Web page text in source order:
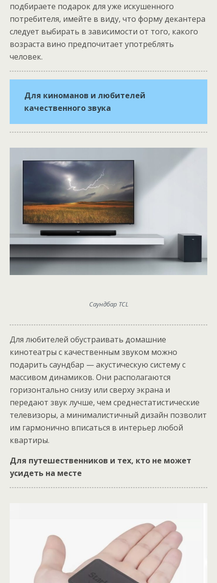
подбираете подарок для уже искушенного
потребителя, имейте в виду, что форму декантера
следует выбирать в зависимости от того, какого
возраста вино предпочитает употреблять
человек.
Для киноманов и любителей
качественного звука
Саундбар TCL
Для любителей обустраивать домашние
кинотеатры с качественным звуком можно
подарить саундбар — акустическую систему с
массивом динамиков. Они располагаются
горизонтально снизу или сверху экрана и
передают звук лучше, чем среднестатистические
телевизоры, а минималистичный дизайн позволит
им гармонично вписаться в интерьер любой
квартиры.
Для путешественников и тех, кто не может
усидеть на месте